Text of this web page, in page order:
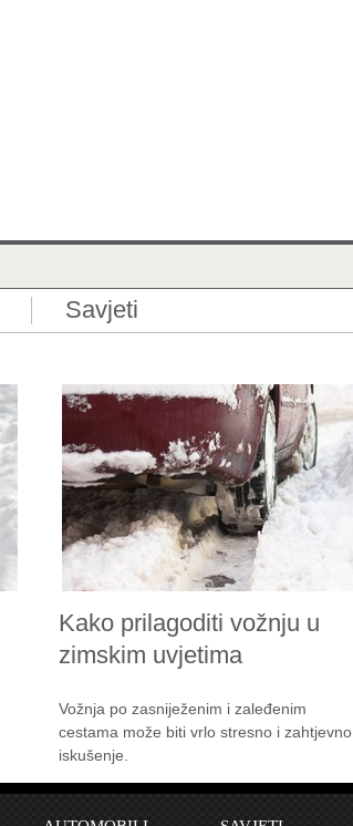
Savjeti
Kako prilagoditi vožnju u
zimskim uvjetima
Vožnja po zasniježenim i zaleđenim
cestama može biti vrlo stresno i zahtjevno
iskušenje.